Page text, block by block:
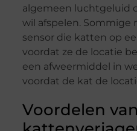
algemeen luchtgeluid
wil afspelen. Sommige
sensor die katten op
voordat ze de locatie
een afweermiddel in
voordat de kat de
Voordelen van